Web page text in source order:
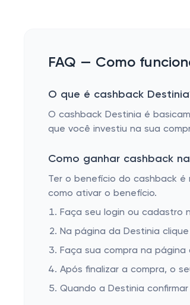
FAQ — Como
O que é cashback
O cashback Destinia é
que você investiu na sua
Como ganhar cashback
Ter o benefício do cashback é
como ativar o benefício.
Faça seu login ou cadastro
Na página da Destinia
Faça sua compra na página
Após finalizar a compra, o
Quando a Destinia